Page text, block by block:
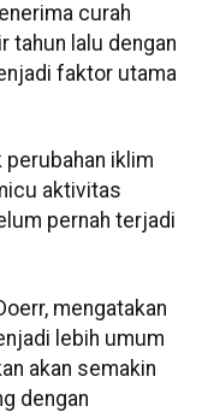
curah
tahun lalu dengan
faktor utama
perubahan iklim
aktivitas
pernah terjadi
mengatakan
lebih umum
akan semakin
dengan